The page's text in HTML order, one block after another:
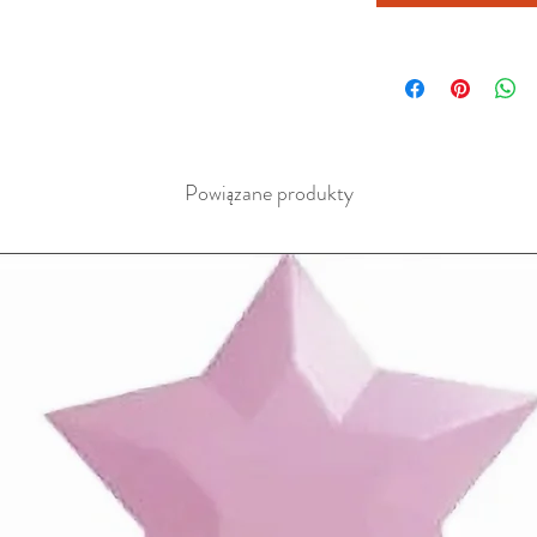
Powiązane produkty